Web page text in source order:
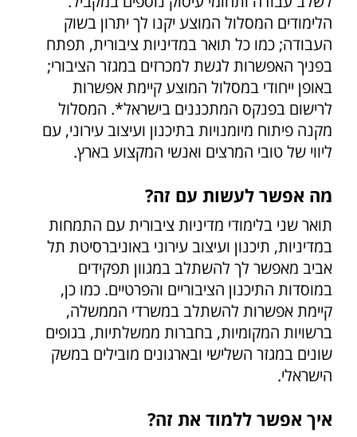
הלימודים המסלול המוצע יקנו לך יתרון בשוק
העבודה; כמו כל תואר במדיניות ציבורית, תפתח
בפניך האפשרות לגשת למכרזים במגזר הציבורי;
באופן ייחודי במסלול המוצע קיימת אפשרות
לרישום בפנקס המתכננים בישראל*. המסלול
מקנה פיתוח מיומנויות בתיכנון ועיצוב עירוני, עם
ליווי של טובי המרצים ואנשי המקצוע בארץ.
מה אפשר לעשות עם זה?
תואר שני בלימודי מדיניות ציבורית עם התמחות
במדיניות, תיכנון ועיצוב עירוני באוניברסיטת תל
אביב מאפשר לך להשתלב במגוון תפקידים
במוסדות התיכנון הציבוריים והפרטיים. כמו כן,
קיימת אפשרות להשתלב במשרדי הממשלה,
ברשויות המקומיות, בחברות ממשלתיות, בגופים
שונים במגזר השלישי ובארגונים מובילים במשק
הישראלי.
איך אפשר ללמוד את זה?